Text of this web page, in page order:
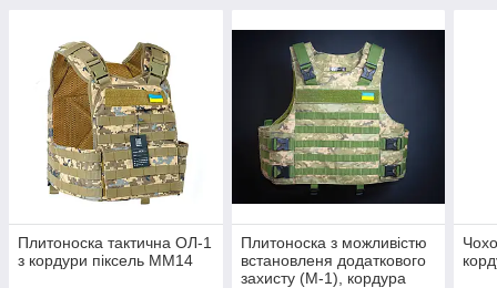
Плитоноска тактична ОЛ-1
з кордури піксель ММ14
Плитоноска з можливістю
встановленя додаткового
захисту (М-1), кордура